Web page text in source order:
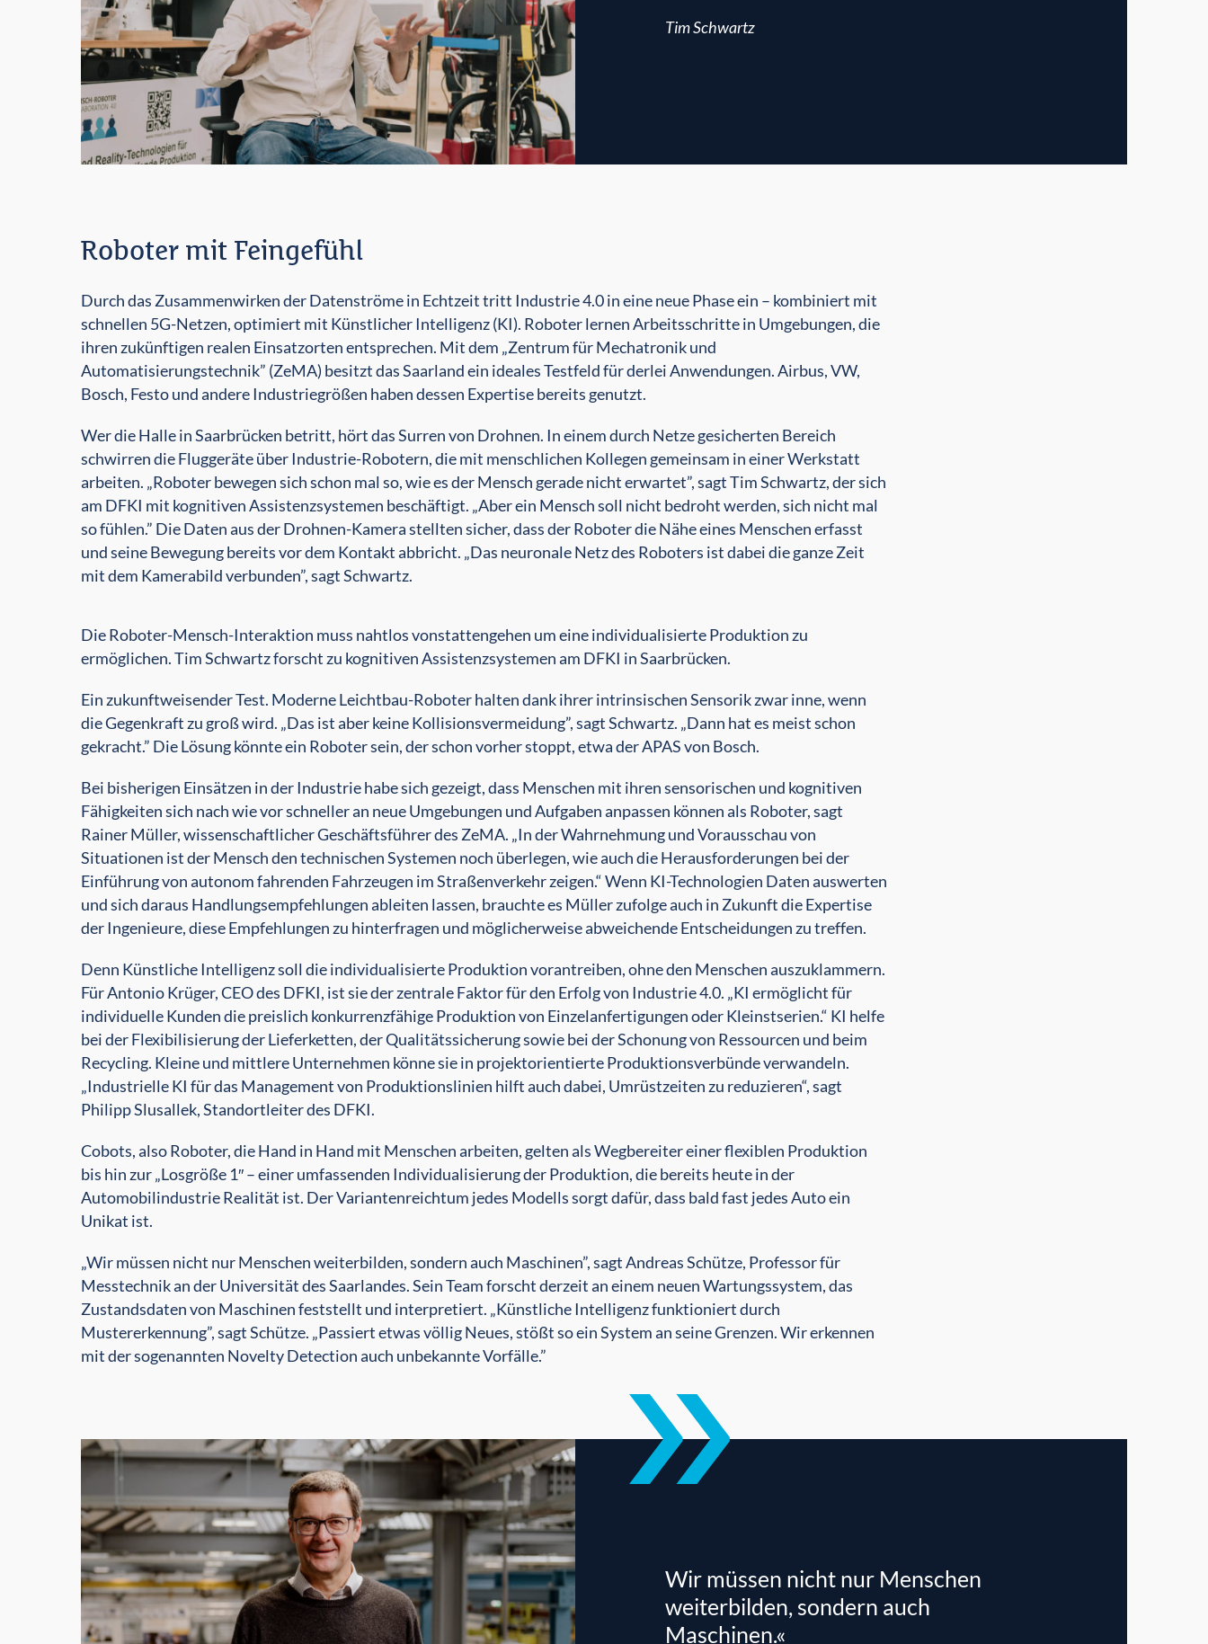
Tim Schwartz
Roboter mit Feingefühl
Durch das Zusammenwirken der Datenströme in Echtzeit tritt Industrie 4.0 in eine neue Phase ein – kombiniert mit
schnellen 5G-Netzen, optimiert mit Künstlicher Intelligenz (KI). Roboter lernen Arbeitsschritte in Umgebungen, die
ihren zukünftigen realen Einsatzorten entsprechen. Mit dem „Zentrum für Mechatronik und
Automatisierungstechnik” (ZeMA) besitzt das Saarland ein ideales Testfeld für derlei Anwendungen. Airbus, VW,
Bosch, Festo und andere Industriegrößen haben dessen Expertise bereits genutzt.
Wer die Halle in Saarbrücken betritt, hört das Surren von Drohnen. In einem durch Netze gesicherten Bereich
schwirren die Fluggeräte über Industrie-Robotern, die mit menschlichen Kollegen gemeinsam in einer Werkstatt
arbeiten. „Roboter bewegen sich schon mal so, wie es der Mensch gerade nicht erwartet”, sagt Tim Schwartz, der sich
am DFKI mit kognitiven Assistenzsystemen beschäftigt. „Aber ein Mensch soll nicht bedroht werden, sich nicht mal
so fühlen.” Die Daten aus der Drohnen-Kamera stellten sicher, dass der Roboter die Nähe eines Menschen erfasst
und seine Bewegung bereits vor dem Kontakt abbricht. „Das neuronale Netz des Roboters ist dabei die ganze Zeit
mit dem Kamerabild verbunden”, sagt Schwartz.
Die Roboter-Mensch-Interaktion muss nahtlos vonstattengehen um eine individualisierte Produktion zu
ermöglichen. Tim Schwartz forscht zu kognitiven Assistenzsystemen am DFKI in Saarbrücken.
Ein zukunftweisender Test. Moderne Leichtbau-Roboter halten dank ihrer intrinsischen Sensorik zwar inne, wenn
die Gegenkraft zu groß wird. „Das ist aber keine Kollisionsvermeidung”, sagt Schwartz. „Dann hat es meist schon
gekracht.” Die Lösung könnte ein Roboter sein, der schon vorher stoppt, etwa der APAS von Bosch.
Bei bisherigen Einsätzen in der Industrie habe sich gezeigt, dass Menschen mit ihren sensorischen und kognitiven
Fähigkeiten sich nach wie vor schneller an neue Umgebungen und Aufgaben anpassen können als Roboter, sagt
Rainer Müller, wissenschaftlicher Geschäftsführer des ZeMA. „In der Wahrnehmung und Vorausschau von
Situationen ist der Mensch den technischen Systemen noch überlegen, wie auch die Herausforderungen bei der
Einführung von autonom fahrenden Fahrzeugen im Straßenverkehr zeigen.“ Wenn KI-Technologien Daten auswerten
und sich daraus Handlungsempfehlungen ableiten lassen, brauchte es Müller zufolge auch in Zukunft die Expertise
der Ingenieure, diese Empfehlungen zu hinterfragen und möglicherweise abweichende Entscheidungen zu treffen.
Denn Künstliche Intelligenz soll die individualisierte Produktion vorantreiben, ohne den Menschen auszuklammern.
Für Antonio Krüger, CEO des DFKI, ist sie der zentrale Faktor für den Erfolg von Industrie 4.0. „KI ermöglicht für
individuelle Kunden die preislich konkurrenzfähige Produktion von Einzelanfertigungen oder Kleinstserien.“ KI helfe
bei der Flexibilisierung der Lieferketten, der Qualitätssicherung sowie bei der Schonung von Ressourcen und beim
Recycling. Kleine und mittlere Unternehmen könne sie in projektorientierte Produktionsverbünde verwandeln.
„Industrielle KI für das Management von Produktionslinien hilft auch dabei, Umrüstzeiten zu reduzieren“, sagt
Philipp Slusallek, Standortleiter des DFKI.
Cobots, also Roboter, die Hand in Hand mit Menschen arbeiten, gelten als Wegbereiter einer flexiblen Produktion
bis hin zur „Losgröße 1″ – einer umfassenden Individualisierung der Produktion, die bereits heute in der
Automobilindustrie Realität ist. Der Variantenreichtum jedes Modells sorgt dafür, dass bald fast jedes Auto ein
Unikat ist.
„Wir müssen nicht nur Menschen weiterbilden, sondern auch Maschinen”, sagt Andreas Schütze, Professor für
Messtechnik an der Universität des Saarlandes. Sein Team forscht derzeit an einem neuen Wartungssystem, das
Zustandsdaten von Maschinen feststellt und interpretiert. „Künstliche Intelligenz funktioniert durch
Mustererkennung”, sagt Schütze. „Passiert etwas völlig Neues, stößt so ein System an seine Grenzen. Wir erkennen
mit der sogenannten Novelty Detection auch unbekannte Vorfälle.”
Wir müssen nicht nur Menschen
weiterbilden, sondern auch
Maschinen.«